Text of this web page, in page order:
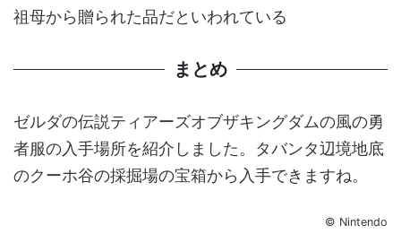
祖母から贈られた品だといわれている
まとめ
ゼルダの伝説ティアーズオブザキングダムの風の勇
者服の入手場所を紹介しました。タバンタ辺境地底
のクーホ谷の採掘場の宝箱から入手できますね。
© Nintendo